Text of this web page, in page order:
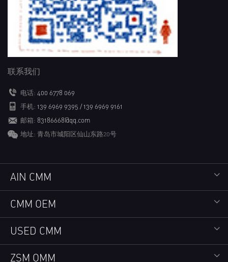
联系我们
电话: 400 6778 069
手机: 139 6969 9395 / 139 6969 9161
邮箱: 83186668@qq.com
地址: 青岛市城阳区仙山东路20号
AIN CMM
CMM OEM
USED CMM
ZSM OMM